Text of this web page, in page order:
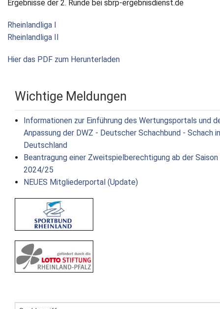
Ergebnisse der 2. Runde bei sbrp-ergebnisdienst.de
Rheinlandliga I
Rheinlandliga II
Hier das PDF zum Herunterladen
Wichtige Meldungen
Informationen zur Einführung des Wertungsportals und
Anpassung der DWZ - Deutscher Schachbund - Schach in
Deutschland
Beantragung einer Zweitspielberechtigung ab der Saison
2024/25
NEUES Mitgliederportal (Update)